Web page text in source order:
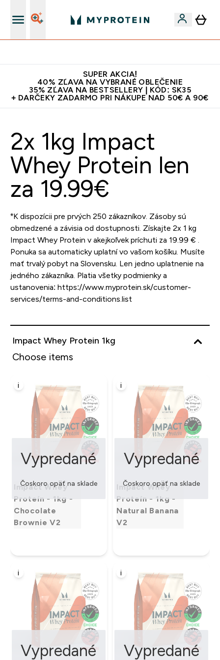
SUPER AKCIA!
40% ZĽAVA NA VYBRANÉ OBLEČENIE
35% ZĽAVA NA BESTSELLERY | KÓD: SK35
+ DARČEKY ZADARMO PRI NÁKUPE NAD 50€ A 90€
2x 1kg Impact
Whey Protein len
za 19.99€
*K dispozícii pre prvých 250 zákazníkov. Zásoby sú
obmedzené a závisia od dostupnosti. Získajte 2x 1 kg
Impact Whey Protein v akejkoľvek príchuti za 19.99 € .
Ponuka sa automaticky uplatní vo vašom košíku. Musíte
mať trvalý pobyt na Slovensku. Len jedno uplatnenie na
jedného zákazníka. Platia všetky podmienky a
ustanovenia: https://www.myprotein.sk/customer-
services/terms-and-conditions.list
Impact Whey Protein 1kg
Choose items
i
Impact Whey
Proteín - 1kg -
Chocolate
Brownie V2
Vypredané
Čoskoro opäť na sklade
i
Impact Whey
Proteín - 1kg -
Natural Banana
V2
Vypredané
Čoskoro opäť na sklade
i
Vypredané
i
Vypredané